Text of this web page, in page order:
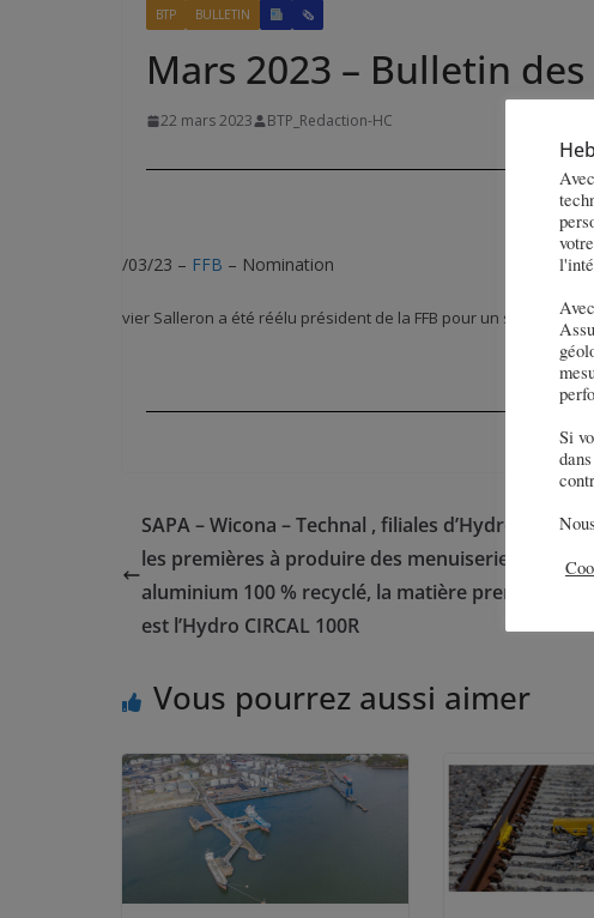
BTP BULLETIN 🗞
Mars 2023 – Bulletin
22 mars 2023 BTP_Redaction-HC
22/03/23 – FFB – Nomination
Olivier Salleron a été réélu président de la FFB pour un second
SAPA – Wicona – Technal , filiales d’Hydro, sont
les premières à produire des menuiseries en
aluminium 100 % recyclé, la matière première
est l’Hydro CIRCAL 100R
Vous pourrez aussi aimer
Si